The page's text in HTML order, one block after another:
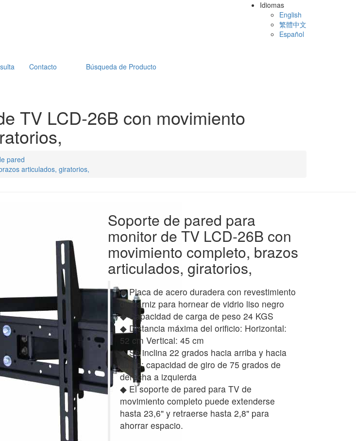
Idiomas
English
繁體中文
Español
Contacto Búsqueda de Producto
TV LCD-26B con movimiento
pared
articulados, giratorios,
Soporte de pared para
monitor de TV LCD-26B con
movimiento completo, brazos
articulados, giratorios,
◆ Placa de acero duradera con revestimiento
de barniz para hornear de vidrio liso negro
◆ Capacidad de carga de peso 24 KGS
◆ Distancia máxima del orificio: Horizontal:
52 cm Vertical: 45 cm
◆ Se inclina 22 grados hacia arriba y hacia
abajo; capacidad de giro de 75 grados de
derecha a izquierda
◆ El soporte de pared para TV de
movimiento completo puede extenderse
hasta 23,6" y retraerse hasta 2,8" para
ahorrar espacio.